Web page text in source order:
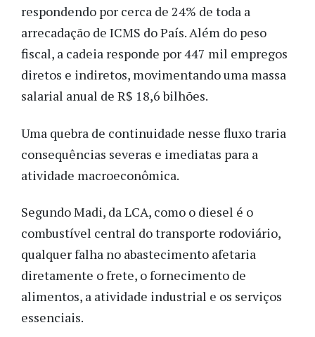
respondendo por cerca de 24% de toda a
arrecadação de ICMS do País. Além do peso
fiscal, a cadeia responde por 447 mil empregos
diretos e indiretos, movimentando uma massa
salarial anual de R$ 18,6 bilhões.
Uma quebra de continuidade nesse fluxo traria
consequências severas e imediatas para a
atividade macroeconômica.
Segundo Madi, da LCA, como o diesel é o
combustível central do transporte rodoviário,
qualquer falha no abastecimento afetaria
diretamente o frete, o fornecimento de
alimentos, a atividade industrial e os serviços
essenciais.